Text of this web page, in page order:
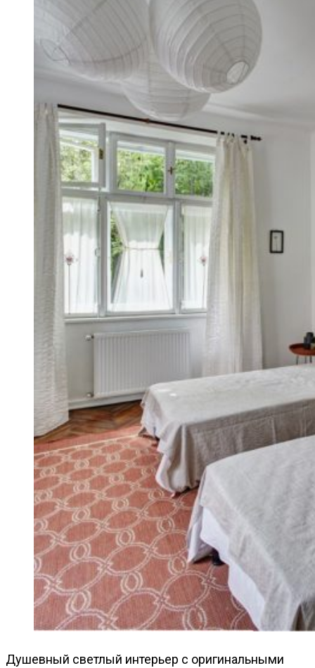
Душевный светлый интерьер с оригинальными